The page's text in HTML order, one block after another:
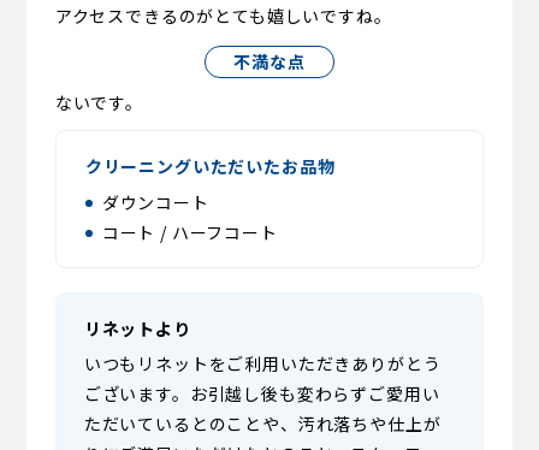
アクセスできるのがとても嬉しいですね。
不満な点
ないです。
クリーニングいただいたお品物
ダウンコート
コート / ハーフコート
リネットより
いつもリネットをご利用いただきありがとう
ございます。お引越し後も変わらずご愛用い
ただいているとのことや、汚れ落ちや仕上が